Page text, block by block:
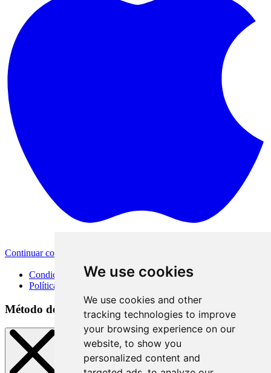
We use cookies
We use cookies and other
tracking technologies to improve
your browsing experience on our
website, to show you
personalized content and
Continuar con Apple
Condiciones de uso
Política de privacidad
Método de inicio de sesión